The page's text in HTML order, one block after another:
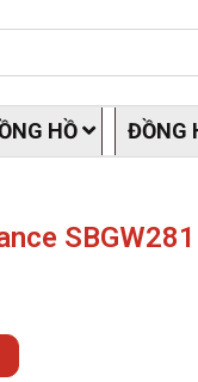
HỒ ĐỒNG
SBGW281